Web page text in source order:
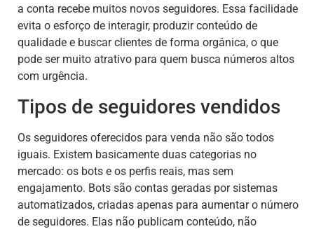
a conta recebe muitos novos seguidores. Essa facilidade
evita o esforço de interagir, produzir conteúdo de
qualidade e buscar clientes de forma orgânica, o que
pode ser muito atrativo para quem busca números altos
com urgência.
Tipos de seguidores vendidos
Os seguidores oferecidos para venda não são todos
iguais. Existem basicamente duas categorias no
mercado: os bots e os perfis reais, mas sem
engajamento. Bots são contas geradas por sistemas
automatizados, criadas apenas para aumentar o número
de seguidores. Elas não publicam conteúdo, não